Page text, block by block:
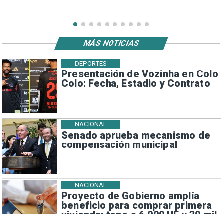
Presentación de Vozinha en Colo
Colo: Fecha, Estadio y Contrato
DEPORTES
Senado aprueba mecanismo de
compensación municipal
NACIONAL
Proyecto de Gobierno amplía
beneficio para comprar primera
NACIONAL
MÁS NOTICIAS